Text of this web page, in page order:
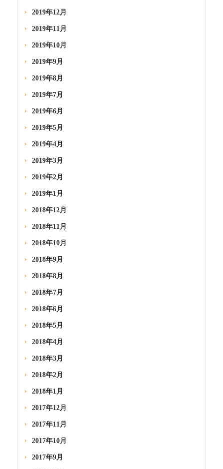
2019年12月
2019年11月
2019年10月
2019年9月
2019年8月
2019年7月
2019年6月
2019年5月
2019年4月
2019年3月
2019年2月
2019年1月
2018年12月
2018年11月
2018年10月
2018年9月
2018年8月
2018年7月
2018年6月
2018年5月
2018年4月
2018年3月
2018年2月
2018年1月
2017年12月
2017年11月
2017年10月
2017年9月